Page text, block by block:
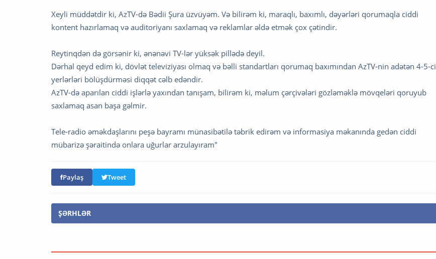
Xeyli müddətdir ki, AzTV-də Bədii Şura üzvüyəm. Və bilirəm ki, maraqlı, baxımlı, dəyərləri qorumaqla ciddi
kontent hazırlamaq və auditoriyanı saxlamaq və reklamlar əldə etmək çox çətindir.
Reytinqdən də görsənir ki, ənənəvi TV-lər yüksək pillədə deyil.
Dərhal qeyd edim ki, dövlət televiziyası olmaq və bəlli standartları qorumaq baxımından AzTV-nin adətən 4-5-ci
yerlərləri bölüşdürməsi diqqət cəlb edəndir.
AzTV-də aparılan ciddi işlərlə yaxından tanışam, bilirəm ki, məlum çərçivələri gözləməklə mövqeləri qoruyub
saxlamaq asan başa gəlmir.
Tele-radio əməkdaşlarını peşə bayramı münasibətilə təbrik edirəm və informasiya məkanında gedən ciddi
mübarizə şəraitində onlara uğurlar arzulayıram"
Paylaş Tweet
ŞƏRHLƏR